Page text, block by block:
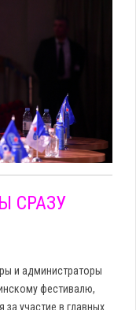
СРАЗУ
и администраторы
фестивалю,
участие в главных